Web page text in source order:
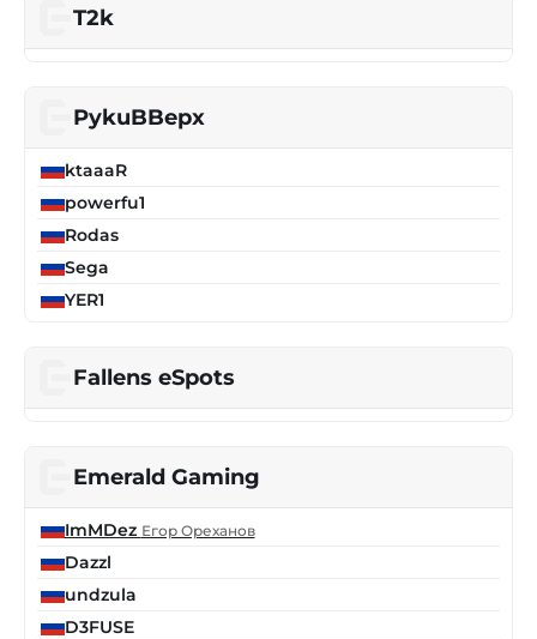
T2k
PykuBBepx
ktaaaR
powerfu1
Rodas
Sega
YER1
Fallens eSpots
Emerald Gaming
ImMDez Егор Ореханов
Dazzl
undzula
D3FUSE